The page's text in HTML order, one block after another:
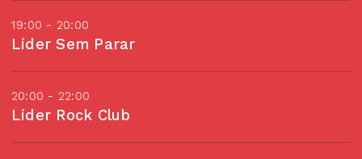
19:00 - 20:00
Líder Sem Parar
20:00 - 22:00
Líder Rock Club